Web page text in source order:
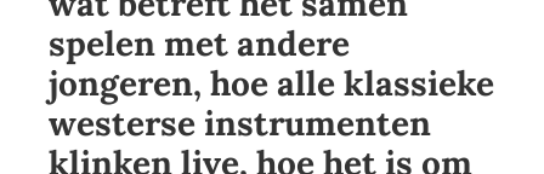
spelen met andere
jongeren, hoe alle klassieke
westerse instrumenten
klinken live, hoe het is om